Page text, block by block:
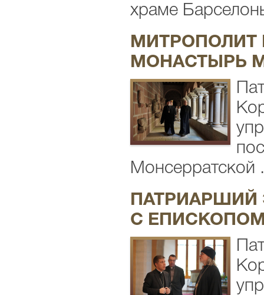
храме
МИТРОПОЛИТ
МОНАСТЫРЬ
Монсерратской
С